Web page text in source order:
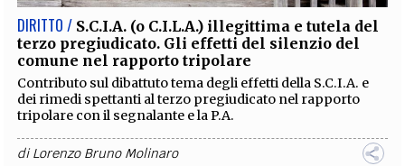
DIRITTO / S.C.I.A. (o C.I.L.A.) illegittima e tutela del
terzo pregiudicato. Gli effetti del silenzio del
comune nel rapporto tripolare
Contributo sul dibattuto tema degli effetti della S.C.I.A. e
dei rimedi spettanti al terzo pregiudicato nel rapporto
tripolare con il segnalante e la P.A.
diLorenzo Bruno Molinaro